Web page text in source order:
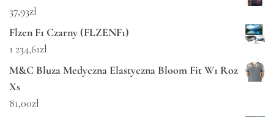
37,93zł
Flzen F1 Czarny (FLZENF1)
1 234,61zł
M&C Bluza Medyczna Elastyczna Bloom Fit W1 Roz
Xs
81,00zł